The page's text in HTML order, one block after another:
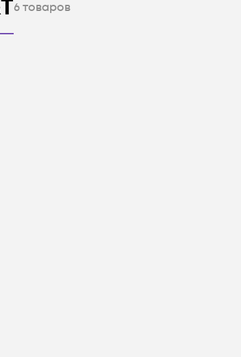
6товаров